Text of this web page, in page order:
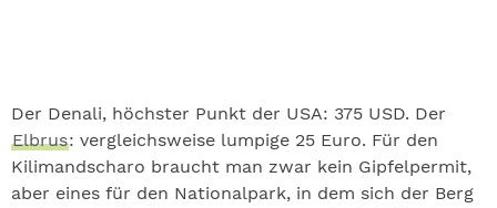
Der Denali, höchster Punkt der USA: 375 USD. Der
Elbrus: vergleichsweise lumpige 25 Euro. Für den
Kilimandscharo braucht man zwar kein Gipfelpermit,
aber eines für den Nationalpark, in dem sich der Berg